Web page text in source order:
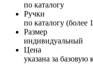
по каталогу
Ручки
по каталогу (более
Размер
индивидуальный
Цена
указана за